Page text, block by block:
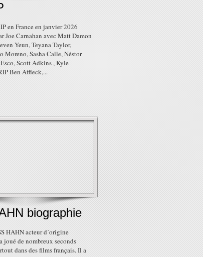
en France en janvier 2026
Joe Carnahan avec Matt Damon
Yeun, Teyana Taylor,
Moreno, Sasha Calle, Néstor
Scott Adkins , Kyle
Ben Affleck,...
biographie
HAHN acteur d´origine
joué de nombreux seconds
dans des films français. Il a